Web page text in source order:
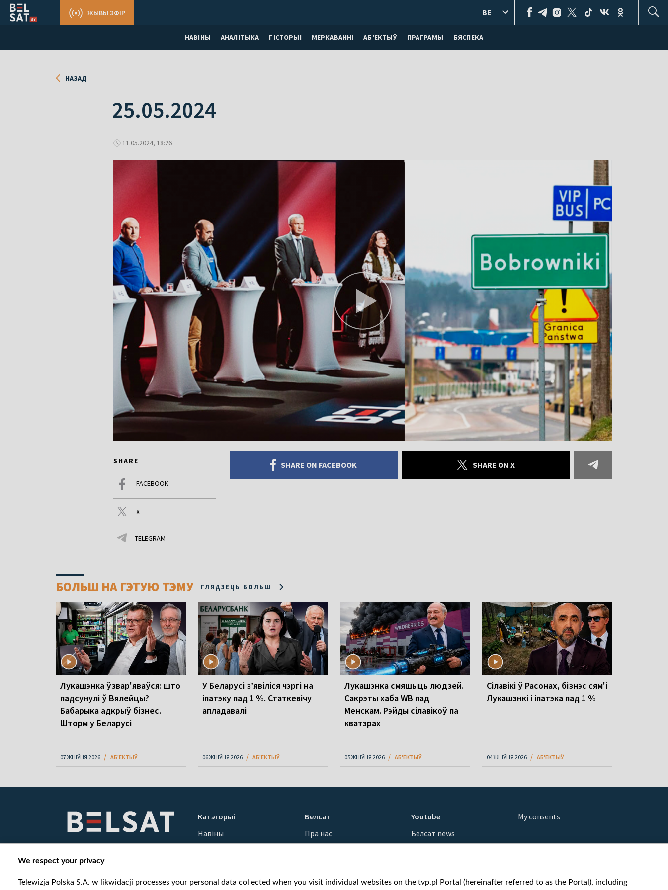
НАВІНЫ АНАЛІТЫКА ГІСТОРЫІ МЕРКАВАННI АБ'ЕКТЫЎ ПРАГРАМЫ БЯСПЕКА
ЖЫВЫ ЭФІР BE
НАЗАД
25.05.2024
11.05.2024, 18:26
SHARE
FACEBOOK
X
TELEGRAM
SHARE ON FACEBOOK SHARE ON X
БОЛЬШ НА ГЭТУЮ ТЭМУ ГЛЯДЗЕЦЬ БОЛЬШ
Лукашэнка ўзвар'яваўся: што
падсунулі ў Вялейцы?
Бабарыка адкрыў бізнес.
Шторм у Беларусі
07 ЖНІЎНЯ 2026 АБ'ЕКТЫЎ
У Беларусі з’явіліся чэргі на
іпатэку пад 1 %. Статкевічу
апладавалі
06 ЖНІЎНЯ 2026 АБ'ЕКТЫЎ
Лукашэнка смяшыць людзей.
Сакрэты хаба WB пад
Менскам. Рэйды сілавікоў па
кватэрах
05 ЖНІЎНЯ 2026 АБ'ЕКТЫЎ
Сілавікі ў Расонах, бізнэс сям'і
Лукашэнкі і іпатэка пад 1 %
04 ЖНІЎНЯ 2026 АБ'ЕКТЫЎ
Катэгорыі
Навіны
Вайна
Белсат
Пра нас
Кантакты
Як нас глядзець
Youtube
Белсат news
Белсат Shorts
Belsat English
My consents
We respect your privacy
Telewizja Polska S.A. w likwidacji processes your personal data collected when you visit individual websites on the tvp.pl Portal (hereinafter referred to as the Portal), including